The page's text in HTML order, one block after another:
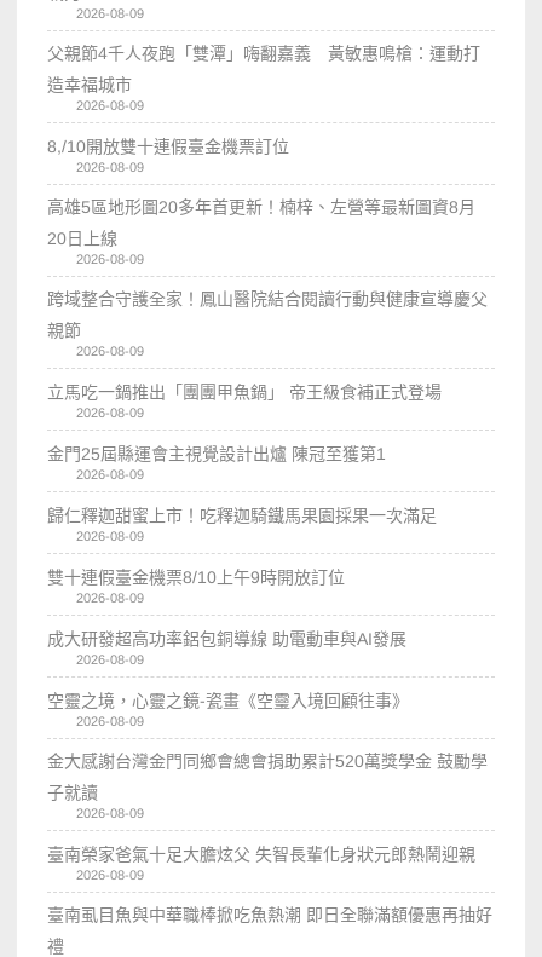
2026-08-09
父親節4千人夜跑「雙潭」嗨翻嘉義 黃敏惠鳴槍：運動打
造幸福城市
2026-08-09
8,/10開放雙十連假臺金機票訂位
2026-08-09
高雄5區地形圖20多年首更新！楠梓、左營等最新圖資8月
20日上線
2026-08-09
跨域整合守護全家！鳳山醫院結合閱讀行動與健康宣導慶父
親節
2026-08-09
立馬吃一鍋推出「團團甲魚鍋」 帝王級食補正式登場
2026-08-09
金門25屆縣運會主視覺設計出爐 陳冠至獲第1
2026-08-09
歸仁釋迦甜蜜上市！吃釋迦騎鐵馬果園採果一次滿足
2026-08-09
雙十連假臺金機票8/10上午9時開放訂位
2026-08-09
成大研發超高功率鋁包銅導線 助電動車與AI發展
2026-08-09
空靈之境，心靈之鏡-瓷畫《空𩆜入境回顧往事》
2026-08-09
金大感謝台灣金門同鄉會總會捐助累計520萬獎學金 鼓勵學
子就讀
2026-08-09
臺南榮家爸氣十足大膽炫父 失智長輩化身狀元郎熱鬧迎親
2026-08-09
臺南虱目魚與中華職棒掀吃魚熱潮 即日全聯滿額優惠再抽好
禮